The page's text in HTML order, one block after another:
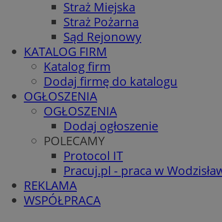
Straż Miejska
Straż Pożarna
Sąd Rejonowy
KATALOG FIRM
Katalog firm
Dodaj firmę do katalogu
OGŁOSZENIA
OGŁOSZENIA
Dodaj ogłoszenie
POLECAMY
Protocol IT
Pracuj.pl - praca w
REKLAMA
WSPÓŁPRACA